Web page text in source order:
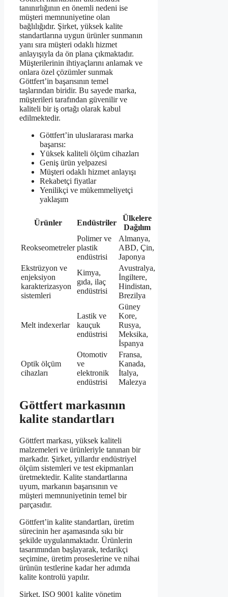
tanınırlığının en önemli nedeni ise
müşteri memnuniyetine olan
bağlılığıdır. Şirket, yüksek kalite
standartlarına uygun ürünler sunmanın
yanı sıra müşteri odaklı hizmet
anlayışıyla da ön plana çıkmaktadır.
Müşterilerinin ihtiyaçlarını anlamak ve
onlara özel çözümler sunmak
Göttfert’in başarısının temel
taşlarından biridir. Bu sayede marka,
müşterileri tarafından güvenilir ve
kaliteli bir iş ortağı olarak kabul
edilmektedir.
Göttfert’in uluslararası marka
başarısı:
Yüksek kaliteli ölçüm cihazları
Geniş ürün yelpazesi
Müşteri odaklı hizmet anlayışı
Rekabetçi fiyatlar
Yenilikçi ve mükemmeliyetçi
yaklaşım
Ürünler Endüstriler
Ülkelere
Dağılım
Reokseometreler
Polimer ve
plastik
endüstrisi
Almanya,
ABD, Çin,
Japonya
Ekstrüzyon ve
enjeksiyon
karakterizasyon
sistemleri
Kimya,
gıda, ilaç
endüstrisi
Avustralya,
İngiltere,
Hindistan,
Brezilya
Melt indexerlar
Lastik ve
kauçuk
endüstrisi
Güney
Kore,
Rusya,
Meksika,
İspanya
Optik ölçüm
cihazları
Otomotiv
ve
elektronik
endüstrisi
Fransa,
Kanada,
İtalya,
Malezya
Göttfert markasının
kalite standartları
Göttfert markası, yüksek kaliteli
malzemeleri ve ürünleriyle tanınan bir
markadır. Şirket, yıllardır endüstriyel
ölçüm sistemleri ve test ekipmanları
üretmektedir. Kalite standartlarına
uyum, markanın başarısının ve
müşteri memnuniyetinin temel bir
parçasıdır.
Göttfert’in kalite standartları, üretim
sürecinin her aşamasında sıkı bir
şekilde uygulanmaktadır. Ürünlerin
tasarımından başlayarak, tedarikçi
seçimine, üretim proseslerine ve nihai
ürünün testlerine kadar her adımda
kalite kontrolü yapılır.
Şirket, ISO 9001 kalite yönetim